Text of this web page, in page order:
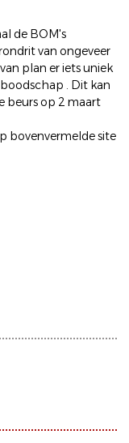
de BOM's
van ongeveer
plan er iets uniek
. Dit kan
beurs op 2 maart
bovenvermelde site